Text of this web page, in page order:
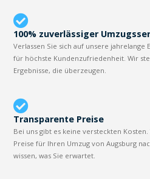
100% zuverlässiger
Verlassen Sie sich auf unsere jahrelange
für höchste Kundenzufriedenheit. Wir
Ergebnisse, die überzeugen.
Transparente Preise
Bei uns gibt es keine versteckten
Preise für Ihren Umzug von Augsburg
wissen, was Sie erwartet.